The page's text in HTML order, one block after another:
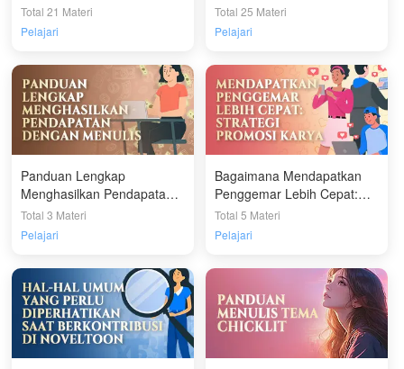
Total 21 Materi
Pelajari
Total 25 Materi
Pelajari
Panduan Lengkap
Menghasilkan Pendapatan
dengan Menulis
Total 3 Materi
Pelajari
Bagaimana Mendapatkan
Penggemar Lebih Cepat:
Strategi Promosi Karya
Total 5 Materi
Pelajari